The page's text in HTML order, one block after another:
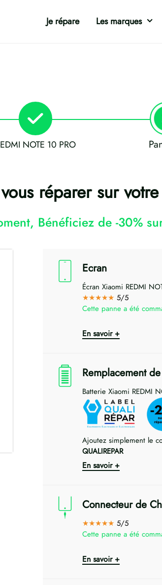
Je répare Les marques
NOTE 10 PRO
réparer sur
Bénéficiez de -30%
Ecran
Écran Xiaomi REDMI
★★★★★ 5/5
Cette panne a été
En savoir +
Remplacement
Batterie Xiaomi REDMI
Ajoutez simplement le
QUALIREPAR
En savoir +
Connecteur de
★★★★★ 5/5
Cette panne a été
En savoir +